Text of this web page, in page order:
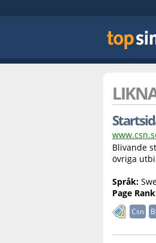
Blivande
övriga
Språk:
Page
Csn